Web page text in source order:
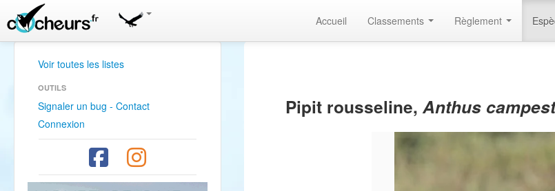
Accueil Classements Règlement
Voir toutes les listes
OUTILS
Signaler un bug - Contact
Connexion
Pipit rousseline, Anthus